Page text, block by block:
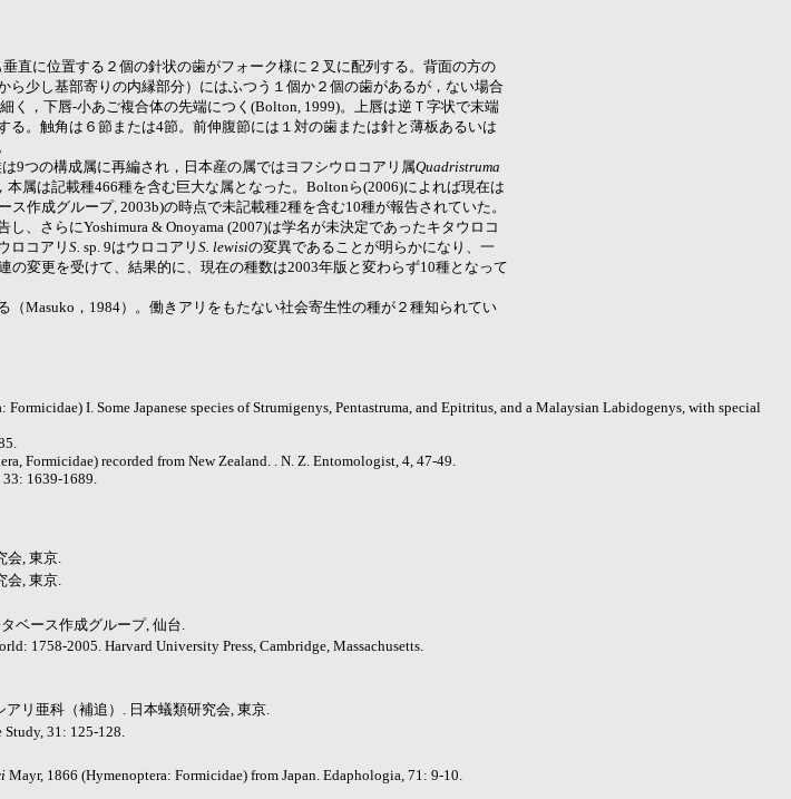
直に位置する２個の針状の歯がフォーク様に２叉に配列する。背面の方の
少し基部寄りの内縁部分）にはふつう１個か２個の歯があるが，ない場合
く，下唇-小あご複合体の先端につく(Bolton, 1999)。上唇は逆Ｔ字状で末端
。触角は６節または4節。前伸腹節には１対の歯または針と薄板あるいは
9つの構成属に再編され，日本産の属ではヨフシウロコアリ属Quadristruma
属は記載種466種を含む巨大な属となった。Boltonら(2006)によれば現在は
作成グループ, 2003b)の時点で未記載種2種を含む10種が報告されていた。
し、さらにYoshimura & Onoyama (2007)は学名が未決定であったキタウロコ
ロコアリ S. sp. 9はウロコアリ S. lewisiの変異であることが明らかになり、一
の変更を受けて、結果的に、現在の種数は2003年版と変わらず10種となって
Masuko，1984）。働きアリをもたない社会寄生性の種が２種知られてい
I. Some Japanese species of Strumigenys, Pentastruma, and Epitritus, and a Malaysian Labidogenys, with special
Formicidae) recorded from New Zealand. . N. Z. Entomologist, 4, 47-49.
33: 1639-1689.
会, 東京.
会, 東京.
ベース作成グループ, 仙台.
1758-2005. Harvard University Press, Cambridge, Massachusetts.
リ亜科（補追）. 日本蟻類研究会, 東京.
31: 125-128.
Mayr, 1866 (Hymenoptera: Formicidae) from Japan. Edaphologia, 71: 9-10.